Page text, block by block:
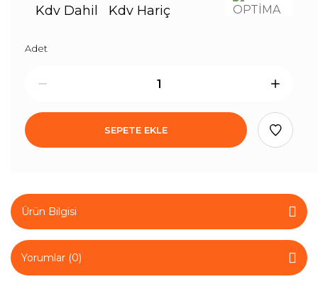
Kdv Dahil
Kdv Hariç
Adet
SEPETE EKLE
Ürün Bilgisi
Yorumlar (0)